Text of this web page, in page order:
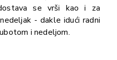
se vrši kao i za
- dakle idući radni
i nedeljom.